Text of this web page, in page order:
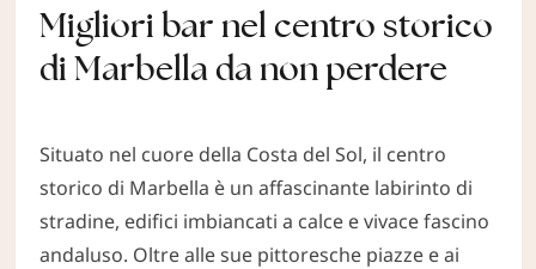
Migliori bar nel centro storico
di Marbella da non perdere
Situato nel cuore della Costa del Sol, il centro
storico di Marbella è un affascinante labirinto di
stradine, edifici imbiancati a calce e vivace fascino
andaluso. Oltre alle sue pittoresche piazze e ai